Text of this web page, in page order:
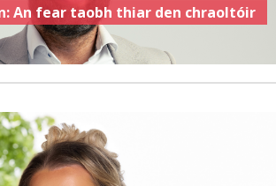
An fear taobh thiar den chraoltóir